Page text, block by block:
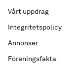
Vårt uppdrag
Integritetspolicy
Annonser
Föreningsfakta